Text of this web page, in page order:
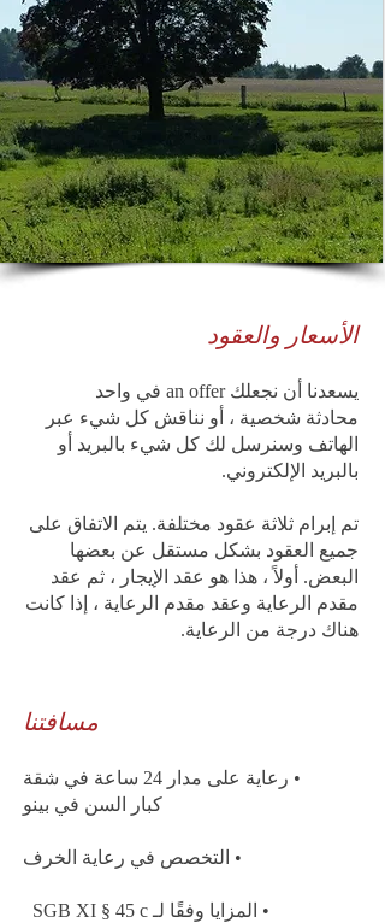
الأسعار والعقود
يسعدنا أن نجعلك an offer في واحد
محادثة شخصية ، أو نناقش كل شيء عبر
الهاتف وسنرسل لك كل شيء بالبريد أو
بالبريد الإلكتروني.
تم إبرام ثلاثة عقود مختلفة. يتم الاتفاق على
جميع العقود بشكل مستقل عن بعضها
البعض. أولاً ، هذا هو عقد الإيجار ، ثم عقد
مقدم الرعاية وعقد مقدم الرعاية ، إذا كانت
هناك درجة من الرعاية.
مسافتنا
• رعاية على مدار 24 ساعة في شقة
كبار السن في بينو
• التخصص في رعاية الخرف
• المزايا وفقًا لـ SGB XI § 45 c